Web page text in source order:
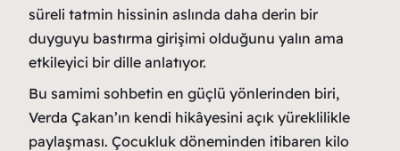
süreli tatmin hissinin aslında daha derin bir
duyguyu bastırma girişimi olduğunu yalın ama
etkileyici bir dille anlatıyor.
Bu samimi sohbetin en güçlü yönlerinden biri,
Verda Çakan’ın kendi hikâyesini açık yüreklilikle
paylaşması. Çocukluk döneminden itibaren kilo